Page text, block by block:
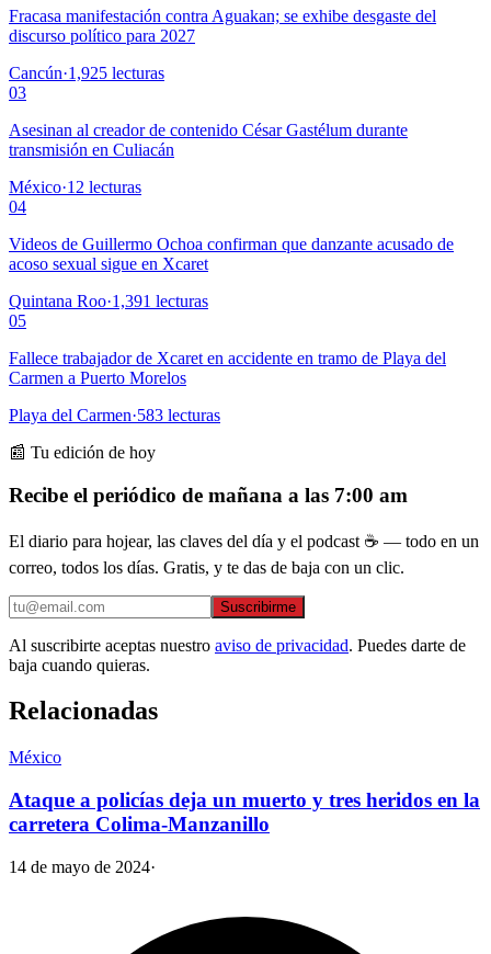
Fracasa manifestación contra Aguakan; se exhibe desgaste del
discurso político para 2027
Cancún·1,925 lecturas
03
Asesinan al creador de contenido César Gastélum durante
transmisión en Culiacán
México·12 lecturas
04
Videos de Guillermo Ochoa confirman que danzante acusado de
acoso sexual sigue en Xcaret
Quintana Roo·1,391 lecturas
05
Fallece trabajador de Xcaret en accidente en tramo de Playa del
Carmen a Puerto Morelos
Playa del Carmen·583 lecturas
📰 Tu edición de hoy
Recibe el periódico de mañana a las 7:00 am
El diario para hojear, las claves del día y el podcast ☕ — todo en un
correo, todos los días. Gratis, y te das de baja con un clic.
Suscribirme
Al suscribirte aceptas nuestro aviso de privacidad. Puedes darte de
baja cuando quieras.
Relacionadas
México
Ataque a policías deja un muerto y tres heridos en la
carretera Colima-Manzanillo
14 de mayo de 2024·